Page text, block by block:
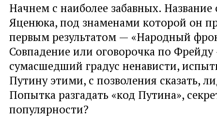
Начнем с наиболее забавных. Название
Яценюка, под знаменами которой он
первым результатом — «Народный
Совпадение или оговорочка по
сумасшедший градус ненависти,
Путину этими, с позволения сказать,
Попытка разгадать «код Путина»,
популярности?